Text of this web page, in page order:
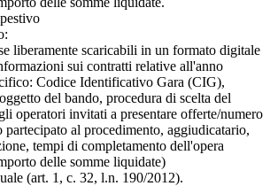
liberamente scaricabili in un formato digitale
sui contratti relative all'anno
Codice Identificativo Gara (CIG),
del bando, procedura di scelta del
operatori invitati a presentare offerte/numero
al procedimento, aggiudicatario,
tempi di completamento dell'opera
delle somme liquidate)
(art. 1, c. 32, l.n. 190/2012).